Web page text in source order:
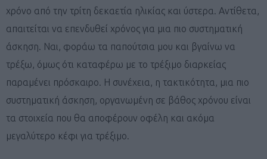
χρόνο από την τρίτη δεκαετία ηλικίας και ύστερα. Αντίθετα,
απαιτείται να επενδυθεί χρόνος για μια πιο συστηματική
άσκηση. Ναι, φοράω τα παπούτσια μου και βγαίνω να
τρέξω, όμως ότι καταφέρω με το τρέξιμο διαρκείας
παραμένει πρόσκαιρο. Η συνέχεια, η τακτικότητα, μια πιο
συστηματική άσκηση, οργανωμένη σε βάθος χρόνου είναι
τα στοιχεία που θα αποφέρουν οφέλη και ακόμα
μεγαλύτερο κέφι για τρέξιμο.